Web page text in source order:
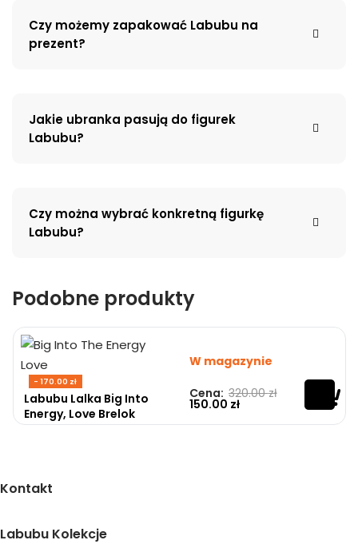
Czy możemy zapakować Labubu na
prezent?
Jakie ubranka pasują do figurek
Labubu?
Czy można wybrać konkretną figurkę
Labubu?
Podobne produkty
- 170.00 zł
Labubu Lalka Big Into
Energy, Love Brelok
W magazynie
Oceniono0na 5
Cena: 320.00zł
150.00 zł
Kontakt
Dostawa
Labubu Kolekcje